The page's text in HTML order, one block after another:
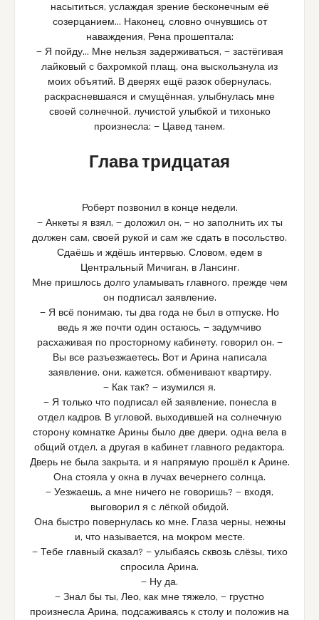
насытиться, услаждая зрение бесконечным её
созерцанием… Наконец, словно очнувшись от
наваждения, Рена прошептала:
— Я пойду… Мне нельзя задерживаться, — застёгивая
лайковый с бахромкой плащ, она выскользнула из
моих объятий. В дверях ещё разок обернулась,
раскрасневшаяся и смущённая, улыбнулась мне
своей солнечной, лучистой улыбкой и тихонько
произнесла: — Цавед танем.
Глава тридцатая
Роберт позвонил в конце недели.
— Анкеты я взял, — доложил он, — но заполнить их ты
должен сам, своей рукой и сам же сдать в посольство.
Сдаёшь и ждёшь интервью. Словом, едем в
Центральный Мичиган, в Лансинг.
Мне пришлось долго уламывать главного, прежде чем
он подписал заявление.
— Я всё понимаю, ты два года не был в отпуске. Но
ведь я же почти один остаюсь, — задумчиво
расхаживая по просторному кабинету, говорил он. —
Вы все разъезжаетесь. Вот и Арина написала
заявление, они, кажется, обменивают квартиру.
— Как так? — изумился я.
— Я только что подписал ей заявление, понесла в
отдел кадров. В угловой, выходившей на солнечную
сторону комнатке Арины было две двери, одна вела в
общий отдел, а другая в кабинет главного редактора.
Дверь не была закрыта, и я напрямую прошёл к Арине.
Она стояла у окна в лучах вечернего солнца.
— Уезжаешь, а мне ничего не говоришь? — входя,
выговорил я с лёгкой обидой.
Она быстро повернулась ко мне. Глаза черны, нежны
и, что называется, на мокром месте.
— Тебе главный сказал? — улыбаясь сквозь слёзы, тихо
спросила Арина.
— Ну да.
— Знал бы ты, Лео, как мне тяжело, — грустно
произнесла Арина, подсаживаясь к столу и положив на